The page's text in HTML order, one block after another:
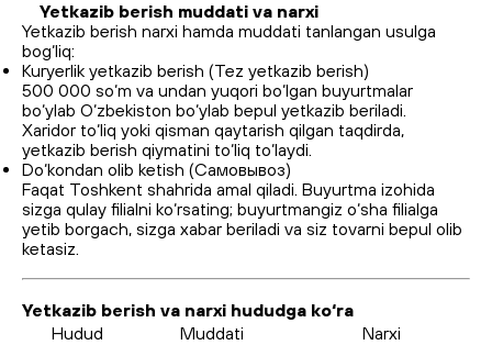
Yetkazib berish muddati va narxi
Yetkazib berish narxi hamda muddati tanlangan usulga
bog‘liq:
Kuryerlik yetkazib berish (Tez yetkazib berish)
500 000 so‘m va undan yuqori bo‘lgan buyurtmalar
bo‘ylab O‘zbekiston bo‘ylab bepul yetkazib beriladi.
Xaridor to‘liq yoki qisman qaytarish qilgan taqdirda,
yetkazib berish qiymatini to‘liq to‘laydi.
Do‘kondan olib ketish (Самовывоз)
Faqat Toshkent shahrida amal qiladi. Buyurtma izohida
sizga qulay filialni ko‘rsating; buyurtmangiz o‘sha filialga
yetib borgach, sizga xabar beriladi va siz tovarni bepul olib
ketasiz.
Yetkazib berish va narxi hududga ko‘ra
Hudud
Muddati
Narxi